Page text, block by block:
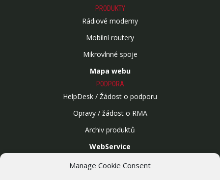
Manage Cookie Consent
PRODUKTY
Rádiové modemy
Mobilní routery
Mikrovlnné spoje
Mapa webu
PODPORA
HelpDesk / Žádost o podporu
Opravy / žádost o RMA
Archiv produktů
WebService
Bezdrátové sítě